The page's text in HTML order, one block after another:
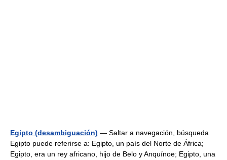
Egipto (desambiguación) — Saltar a navegación, búsqueda
Egipto puede referirse a: Egipto, un país del Norte de África;
Egipto, era un rey africano, hijo de Belo y Anquínoe; Egipto, una